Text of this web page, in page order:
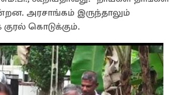
அரசாங்கம் இருந்தாலும்
கொடுக்கும்.